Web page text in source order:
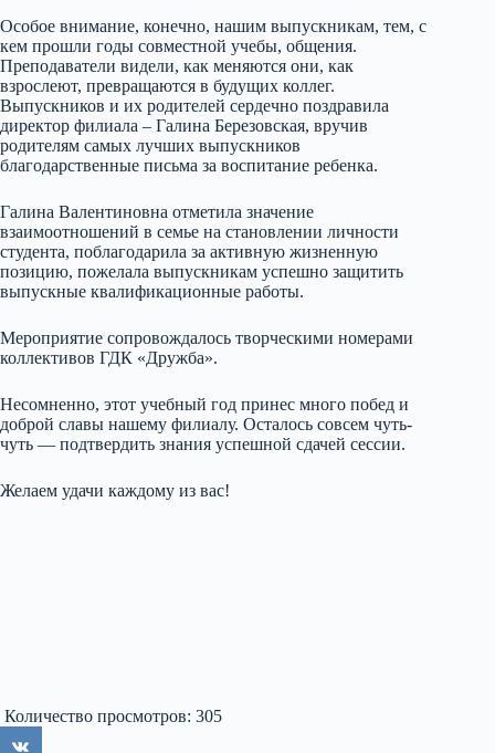
Особое внимание, конечно, нашим выпускникам, тем, с
кем прошли годы совместной учебы, общения.
Преподаватели видели, как меняются они, как
взрослеют, превращаются в будущих коллег.
Выпускников и их родителей сердечно поздравила
директор филиала – Галина Березовская, вручив
родителям самых лучших выпускников
благодарственные письма за воспитание ребенка.
Галина Валентиновна отметила значение
взаимоотношений в семье на становлении личности
студента, поблагодарила за активную жизненную
позицию, пожелала выпускникам успешно защитить
выпускные квалификационные работы.
Мероприятие сопровождалось творческими номерами
коллективов ГДК «Дружба».
Несомненно, этот учебный год принес много побед и
доброй славы нашему филиалу. Осталось совсем чуть-
чуть — подтвердить знания успешной сдачей сессии.
Желаем удачи каждому из вас!
Количество просмотров: 305